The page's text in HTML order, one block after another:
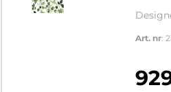
Art. nr: